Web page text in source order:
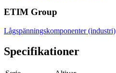
ETIM Group
Lågspänningskomponenter (industri)
Specifikationer